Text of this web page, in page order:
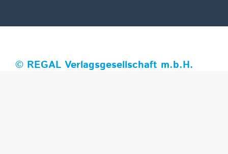
© REGAL Verlagsgesellschaft m.b.H.